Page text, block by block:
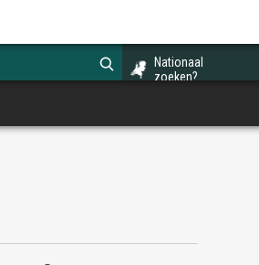
Nationaal
zoeken?